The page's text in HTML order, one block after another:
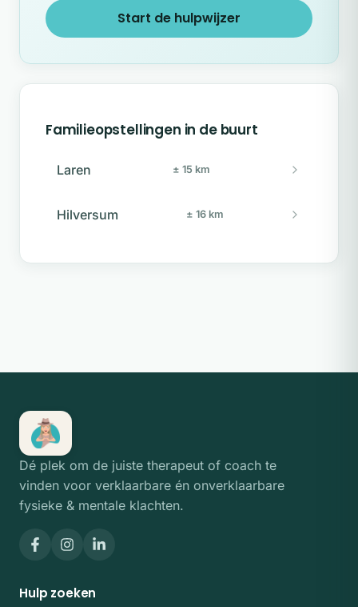
Start de hulpwijzer
Familieopstellingen in de buurt
Laren ± 15 km
Hilversum ± 16 km
Dé plek om de juiste therapeut of coach te
vinden voor verklaarbare én onverklaarbare
fysieke & mentale klachten.
Hulp zoeken